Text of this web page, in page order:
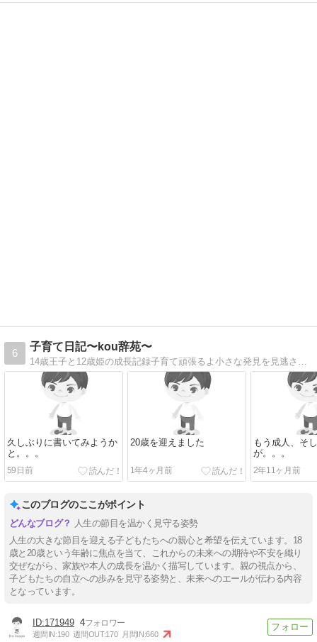
6
子育て日記〜kou辞苑〜
14歳王子と12歳姫の成長記録子育て頑張るよ小さな発見を見逃さないように、子供の成長を綴っていきます
久しぶりに書いてみようか
と。。。
59日前
20歳を迎えました
1年4ヶ月前
もう成人、そ
が。。。
2年11ヶ月前
このブログのここがポイント
人生の節目を温かく見守る姿勢
人生の大きな節目を迎える子どもたちへの親心と希望を伝えています。18
歳と20歳という年齢に焦点を当て、これからの未来への期待や不安を織り
交ぜながら、家族や本人の成長を温かく描写しています。親の視点から、
子どもたちの自立への歩みを見守る姿勢と、未来へのエールが伝わる内容
となっています。
171949 4
週間IN:190 週間OUT:170 月間IN:660